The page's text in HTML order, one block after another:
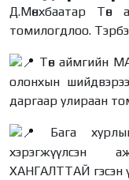
Д.Мөнхбаатар
томилогдлоо.
Төв аймгийн
олонхын
даргаар улираан
Бага
хэрэгжүүлсэн
ХАНГАЛТТАЙ гэсэн